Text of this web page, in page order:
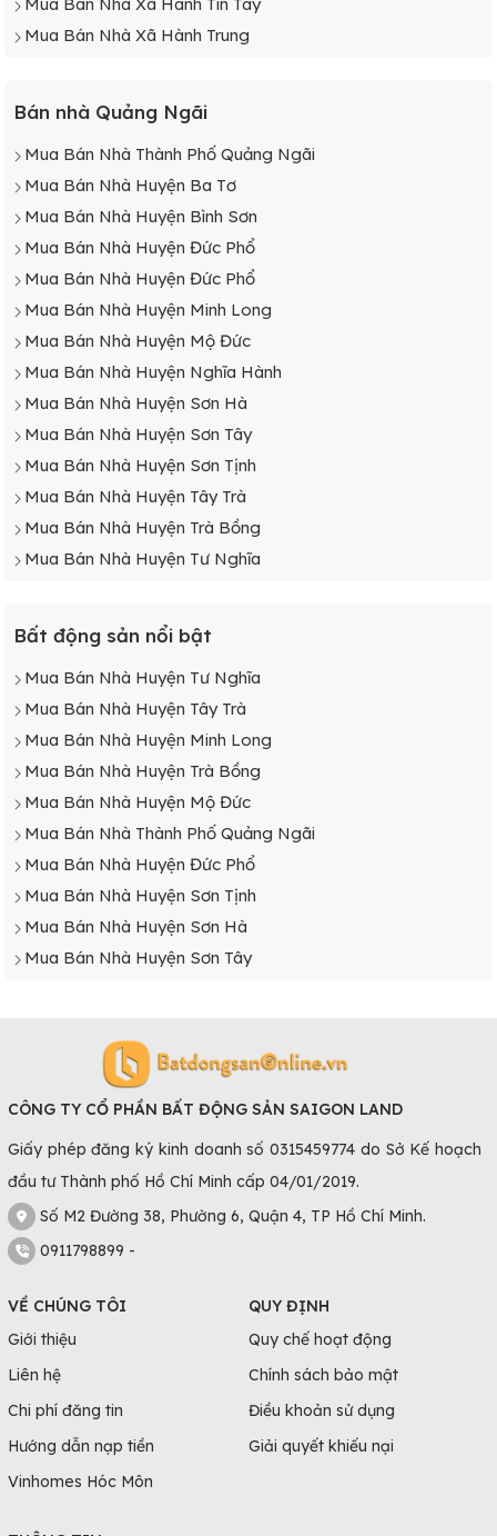
Mua Bán Nhà Xã Hành Trung
Bán nhà Quảng Ngãi
Mua Bán Nhà Thành Phố Quảng Ngãi
Mua Bán Nhà Huyện Ba Tơ
Mua Bán Nhà Huyện Bình Sơn
Mua Bán Nhà Huyện Đức Phổ
Mua Bán Nhà Huyện Đức Phổ
Mua Bán Nhà Huyện Minh Long
Mua Bán Nhà Huyện Mộ Đức
Mua Bán Nhà Huyện Nghĩa Hành
Mua Bán Nhà Huyện Sơn Hà
Mua Bán Nhà Huyện Sơn Tây
Mua Bán Nhà Huyện Sơn Tịnh
Mua Bán Nhà Huyện Tây Trà
Mua Bán Nhà Huyện Trà Bồng
Mua Bán Nhà Huyện Tư Nghĩa
Bất động sản nổi bật
Mua Bán Nhà Huyện Tư Nghĩa
Mua Bán Nhà Huyện Tây Trà
Mua Bán Nhà Huyện Minh Long
Mua Bán Nhà Huyện Trà Bồng
Mua Bán Nhà Huyện Mộ Đức
Mua Bán Nhà Thành Phố Quảng Ngãi
Mua Bán Nhà Huyện Đức Phổ
Mua Bán Nhà Huyện Sơn Tịnh
Mua Bán Nhà Huyện Sơn Hà
Mua Bán Nhà Huyện Sơn Tây
CÔNG TY CỔ PHẦN BẤT ĐỘNG SẢN SAIGON LAND
Giấy phép đăng ký kinh doanh số 0315459774 do Sở Kế hoạch
đầu tư Thành phố Hồ Chí Minh cấp 04/01/2019.
Số M2 Đường 38, Phường 6, Quận 4, TP Hồ Chí Minh.
0911798899 -
VỀ CHÚNG TÔI
Giới thiệu
Liên hệ
Chi phí đăng tin
Hướng dẫn nạp tiền
Vinhomes Hóc Môn
QUY ĐỊNH
Quy chế hoạt động
Chính sách bảo mật
Điều khoản sử dụng
Giải quyết khiếu nại